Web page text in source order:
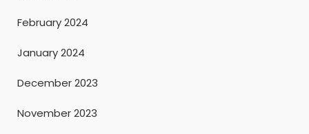
February 2024
January 2024
December 2023
November 2023